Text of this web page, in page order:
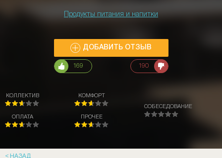
Продукты питания и напитки
ДОБАВИТЬ ОТЗЫВ
169 190
КОЛЛЕКТИВ
ОПЛАТА
КОМФОРТ
ПРОЧЕЕ
СОБЕСЕДОВАНИЕ
НАЗАД